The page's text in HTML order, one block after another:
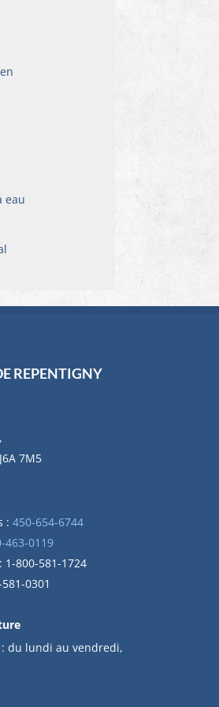
eau
REPENTIGNY
7M5
: 450-654-6744
463-0119
1-800-581-1724
0301
du lundi au vendredi,